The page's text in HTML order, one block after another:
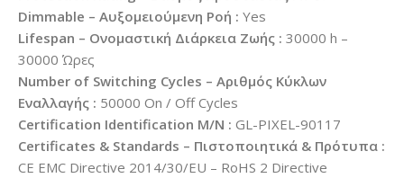
Dimmable – Αυξομειούμενη Ροή : Yes
Lifespan – Ονομαστική Διάρκεια Ζωής : 30000 h –
30000 Ώρες
Number of Switching Cycles – Αριθμός Κύκλων
Εναλλαγής : 50000 On / Off Cycles
Certification Identification M/N : GL-PIXEL-90117
Certificates & Standards – Πιστοποιητικά & Πρότυπα :
CE EMC Directive 2014/30/EU – RoHS 2 Directive